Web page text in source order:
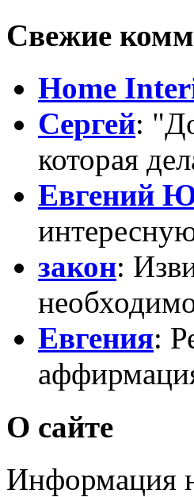
Свежие
Home
Сергей:
которая
Евгений
закон:
Евгения:
О сайте
Информация